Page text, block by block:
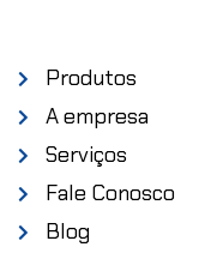
Produtos
A empresa
Serviços
Fale Conosco
Blog